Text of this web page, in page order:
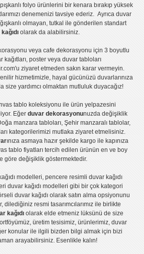
folyoürünlerini bir kenara bırakıp yüksek
ı denemenizi tavsiye ederiz. Ayrıca duvar
olmayan, tutkal ile gönderilen standart
olarak da alabilirsiniz.
veyacafe dekorasyonu için3 boyutlu
kağıtları, posterveya duvar tabloları
ziyaret etmeden sakın karar vermeyin.
hizmetimizle, hayal gücünüzü duvarlarınıza
size yardımcı olmaktan mutluluk duyacağız!
tablo koleksiyonu ile ürün yelpazesini
Eğerduvar dekorasyonunuzda değişiklik
manzara tabloları, Şehir manzaralı tablolar,
kategorilerimizi mutlaka ziyaret etmelisiniz.
ınıza asmaya hazır şekilde kargo ile kapınıza
tablo fiyatlarıtercih edilen ürünün en ve boy
göre değişiklik göstermektedir.
modelleri,pencere resimli duvar kağıdı
duvar kağıdı modelleri gibi bir çok kategori
duvar kağıdı olarak satın alma opsiyonunu
dilediğiniz resmi tasarımcılarımız ile birlikte
kağıdıolarak elde etmeniz lüksünü de size
üretim tesisimiz, ürünlerimiz, duvar
konular ile ilgili bizden bilgi almak için bizi
arayabilirsiniz. Esenlikle kalın!